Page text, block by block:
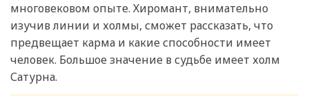
многовековом опыте. Хиромант, внимательно
изучив линии и холмы, сможет рассказать, что
предвещает карма и какие способности имеет
человек. Большое значение в судьбе имеет холм
Сатурна.